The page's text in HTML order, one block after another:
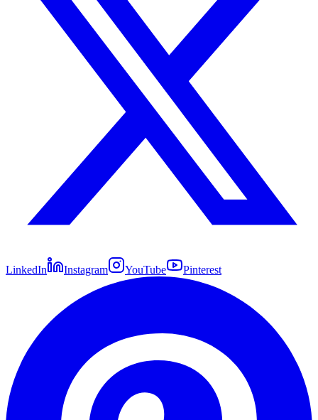
LinkedIn Instagram YouTube Pinterest